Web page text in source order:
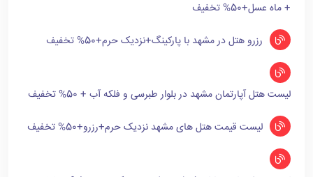
+ ماه عسل+50% تخفیف
رزرو هتل در مشهد با پارکینگ+نزدیک حرم+50% تخفیف
لیست هتل آپارتمان مشهد در بلوار طبرسی و فلکه آب + 50% تخفیف
لیست قیمت هتل های مشهد نزدیک حرم+رزرو+50% تخفیف